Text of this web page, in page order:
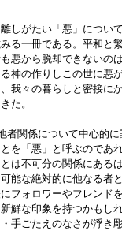
しがたい「悪」につい
る一冊である。平和と
悪から脱却できないの
神の作りしこの世に悪
我々の暮らしと密接に
た。
者関係について中心的
を「悪」と呼ぶのであ
は不可分の関係にある
能な絶対的に他なる者
フォロワーやフレンド
鮮な印象を持つかもし
手ごたえのなさが浮き